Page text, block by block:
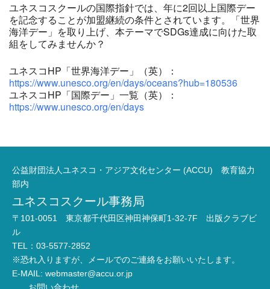
ユネスコスクールの国際指針では、年に2回以上国際デー
を記念することが加盟継続の条件とされています。「世界
海洋デー」を取り上げ、本テーマでSDGs達成に向けた取
組をしてみませんか？
ユネスコHP「世界海洋デー」（英）：
https://www.unesco.org/en/days/oceans?hub=180536
ユネスコHP「国際デー」一覧（英）：
https://www.unesco.org/en/days
公益財団法人ユネスコ・アジア文化センター (ACCU) 教育協力
部内
ユネスコスクール事務局
〒101-0051 東京都千代田区神田神保町1-32-7F 出版クラブビ
ル
TEL：03-5577-2852
※恐れ入りますが、メールでのご連絡をお願いいたします。
E-MAIL: webmaster@accu.or.jp